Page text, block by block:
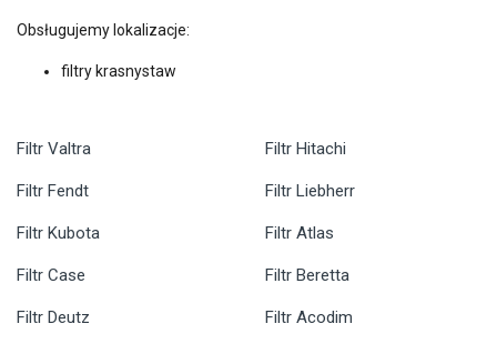
Obsługujemy lokalizacje:
filtry krasnystaw
Filtr Valtra
Filtr Fendt
Filtr Kubota
Filtr Case
Filtr Deutz
Filtr Hitachi
Filtr Liebherr
Filtr Atlas
Filtr Beretta
Filtr Acodim